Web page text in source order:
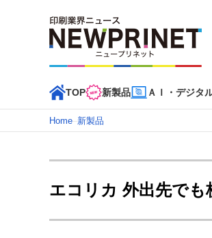
TOP 新製品 ＡＩ・デジタ
インデックス
TOP 新着記事 特集記事
カテゴリー一覧
新商品 新製品 ＡＩ・デジタル
Home–新製品
エコリカ 外出先で